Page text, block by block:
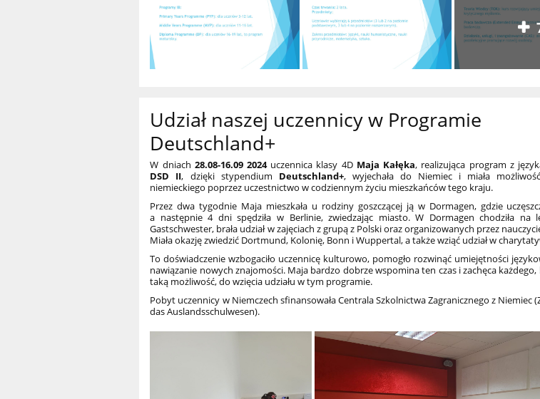
Udział naszej uczennicy w Programie
Deutschland+
W dniach 28.08-16.09 2024uczennica klasy 4D Maja Kałęka, realizująca program z
DSD II, dzięki stypendium Deutschland+, wyjechała do Niemiec i miała
niemieckiego poprzez uczestnictwo w codziennym życiu mieszkańców tego kraju.
Przez dwa tygodnie Maja mieszkała u rodziny goszczącej ją w Dormagen, gdzie
a następnie 4 dni spędziła w Berlinie, zwiedzając miasto. W Dormagen chodziła na
Gastschwester, brała udział w zajęciach z grupą z Polski oraz organizowanych przez
Miała okazję zwiedzić Dortmund, Kolonię, Bonn i Wuppertal, a także wziąć udział w
To doświadczenie wzbogaciło uczennicę kulturowo, pomogło rozwinąć umiejętności
nawiązanie nowych znajomości. Maja bardzo dobrze wspomina ten czas i zachęca każdego,
taką możliwość, do wzięcia udziału w tym programie.
Pobyt uczennicy w Niemczech sfinansowałaCentrala Szkolnictwa Zagranicznego z Niemiec
das Auslandsschulwesen).